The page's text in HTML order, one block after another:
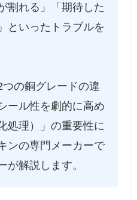
割れる」「期待した
といったトラブルを
の銅グレードの違
ール性を劇的に高め
処理）」の重要性に
ンの専門メーカーで
が解説します。